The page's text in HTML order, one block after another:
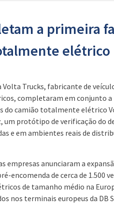
a primeira
elétrico
Volta Trucks, fabricante de
completaram em conjunto a
do camião totalmente elétrico
um protótipo de verificação do
e em ambientes reais de
empresas anunciaram a
encomenda de cerca de 1.500
de tamanho médio na
nos terminais europeus da DB